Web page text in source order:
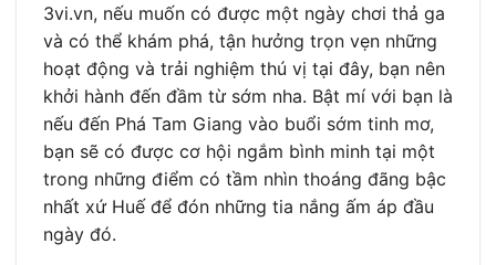
3vi.vn, nếu muốn có được một ngày chơi thả ga
và có thể khám phá, tận hưởng trọn vẹn những
hoạt động và trải nghiệm thú vị tại đây, bạn nên
khởi hành đến đầm từ sớm nha. Bật mí với bạn là
nếu đến Phá Tam Giang vào buổi sớm tinh mơ,
bạn sẽ có được cơ hội ngắm bình minh tại một
trong những điểm có tầm nhìn thoáng đãng bậc
nhất xứ Huế để đón những tia nắng ấm áp đầu
ngày đó.